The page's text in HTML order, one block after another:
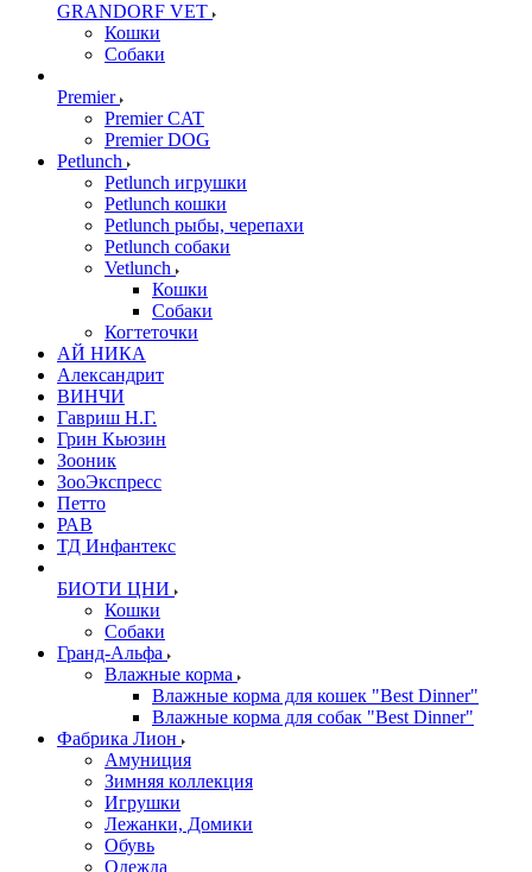
GRANDORF VET
Кошки
Собаки
Premier
Premier CAT
Premier DOG
Petlunch
Petlunch игрушки
Petlunch кошки
Petlunch рыбы, черепахи
Petlunch собаки
Vetlunch
Кошки
Собаки
Когтеточки
АЙ НИКА
Александрит
ВИНЧИ
Гавриш Н.Г.
Грин Кьюзин
Зооник
ЗооЭкспресс
Петто
РАВ
ТД Инфантекс
БИОТИ ЦНИ
Кошки
Собаки
Гранд-Альфа
Влажные корма
Влажные корма для кошек "Best Dinner"
Влажные корма для собак "Best Dinner"
Фабрика Лион
Амуниция
Зимняя коллекция
Игрушки
Лежанки, Домики
Обувь
Одежда